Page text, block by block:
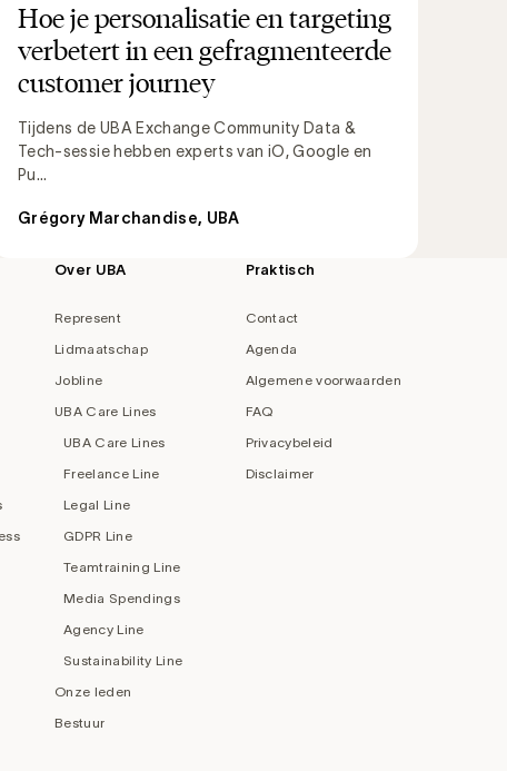
Hoe je personalisatie en targeting
verbetert in een gefragmenteerde
customer journey
Tijdens de UBA Exchange Community Data &
Tech-sessie hebben experts van iO, Google en
Pu...
Grégory Marchandise, UBA
Over UBA
Represent
Lidmaatschap
Jobline
UBA Care Lines
UBA Care Lines
Freelance Line
Legal Line
GDPR Line
Teamtraining Line
Media Spendings
Agency Line
Sustainability Line
Onze leden
Bestuur
Praktisch
Contact
Agenda
Algemene voorwaarden
FAQ
Privacybeleid
Disclaimer